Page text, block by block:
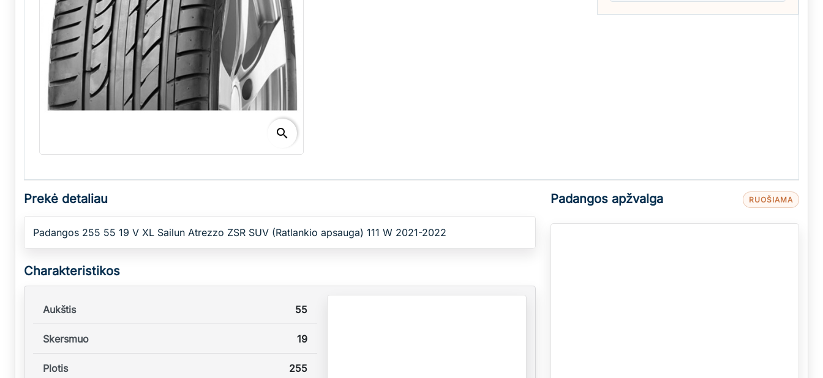
search
Prekė detaliau
Padangos 255 55 19 V XL Sailun Atrezzo ZSR SUV (Ratlankio apsauga) 111 W 2021-2022
Charakteristikos
Aukštis 55
Skersmuo 19
Plotis 255
Padangos apžvalga RUOŠIAMA